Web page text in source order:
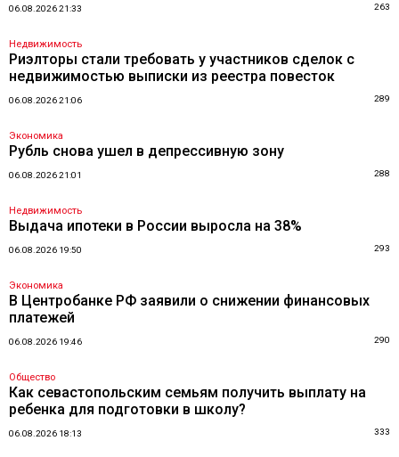
06.08.2026 21:33 263
Недвижимость
Риэлторы стали требовать у участников сделок с
недвижимостью выписки из реестра повесток
06.08.2026 21:06 289
Экономика
Рубль снова ушел в депрессивную зону
06.08.2026 21:01 288
Недвижимость
Выдача ипотеки в России выросла на 38%
06.08.2026 19:50 293
Экономика
В Центробанке РФ заявили о снижении финансовых
платежей
06.08.2026 19:46 290
Общество
Как севастопольским семьям получить выплату на
ребенка для подготовки в школу?
06.08.2026 18:13 333